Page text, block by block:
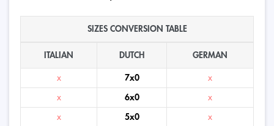
SIZES CONVERSION TABLE
ITALIAN DUTCH GERMAN
x 7x0 x
x 6x0 x
x 5x0 x